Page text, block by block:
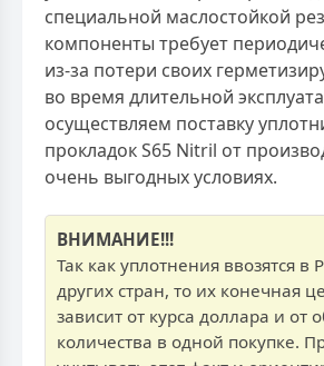
специальной маслостойкой
компоненты требует
из-за потери своих
во время длительной
осуществляем поставку
прокладок S65 Nitril от
очень выгодных условиях.
ВНИМАНИЕ!!!
Так как уплотнения ввозятся в
других стран, то их конечная
зависит от курса доллара и от
количества в одной покупке.